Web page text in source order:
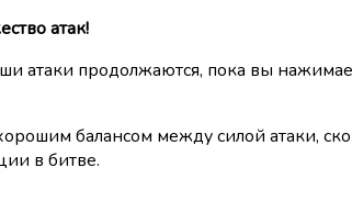
атак!
атаки продолжаются, пока вы
балансом между силой атаки,
в битве.